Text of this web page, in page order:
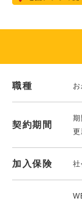
職種
契約期間
更
加入保険